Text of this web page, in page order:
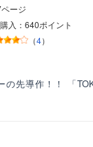
ージ
入：640ポイント
（4）
の先導作！！ 「